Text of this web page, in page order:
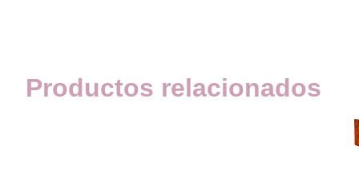
Productos relacionados